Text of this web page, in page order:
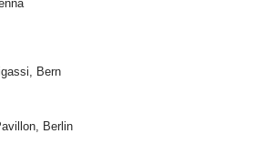
Bern
Berlin